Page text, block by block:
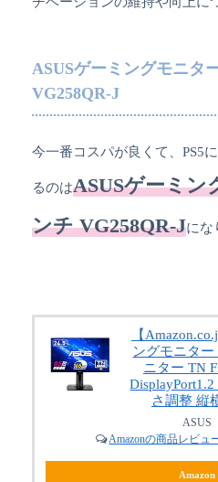
ASUSゲーミングモニタ
VG258QR-J
今一番コスパが良くて、PS5
るのはASUSゲーミン
ンチ VG258QR-Jにな
【
ングモニタ
ニター TN
さ調整 縦
ASUS
Amazonの商品レビュ
Amazon